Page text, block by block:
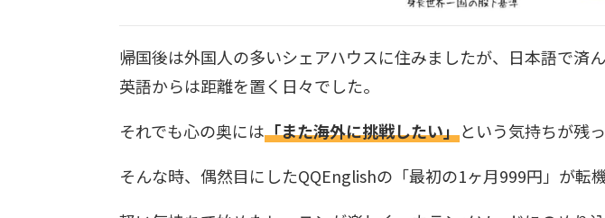
帰国後は外国人の多いシェアハウスに住みましたが、日本語で済
英語からは距離を置く日々でした。
それでも心の奥には「また海外に挑戦したい」という気持ちが残
そんな時、偶然目にしたQQEnglishの「最初の1ヶ月999円」が転